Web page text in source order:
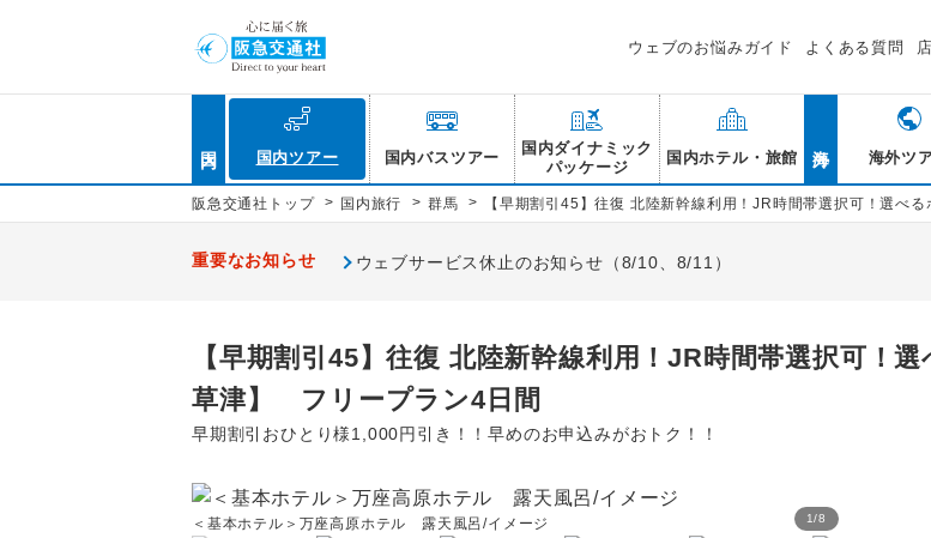
ウェブのお悩みガイド よくある質問
国内ツアー 国内バスツアー
国内ダイナミック
パッケージ
国内ホテル・旅館 海外ツ
阪急交通社トップ > 国内旅行 > 群馬 > 【早期割引45】往復 北陸新幹線利用！JR時間帯選択可！選
重要なお知らせ ウェブサービス休止のお知らせ（8/10、8/11）
【早期割引45】往復 北陸新幹線利用！JR時間帯選択可！
草津】 フリープラン4日間
早期割引おひとり様1,000円引き！！早めのお申込みがおトク！！
1/8
＜基本ホテル＞万座高原ホテル 露天風呂/イメージ